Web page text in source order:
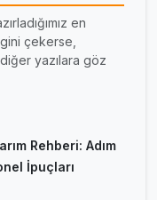
en
çekerse,
yazılara göz
Rehberi: Adım
İpuçları